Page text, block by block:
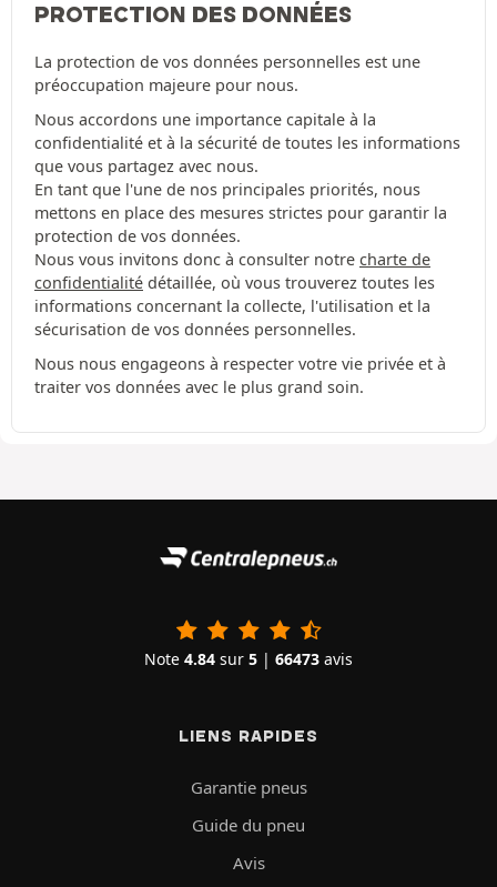
PROTECTION DES DONNÉES
La protection de vos données personnelles est une
préoccupation majeure pour nous.
Nous accordons une importance capitale à la
confidentialité et à la sécurité de toutes les informations
que vous partagez avec nous.
En tant que l'une de nos principales priorités, nous
mettons en place des mesures strictes pour garantir la
protection de vos données.
Nous vous invitons donc à consulter notre charte de
confidentialité détaillée, où vous trouverez toutes les
informations concernant la collecte, l'utilisation et la
sécurisation de vos données personnelles.
Nous nous engageons à respecter votre vie privée et à
traiter vos données avec le plus grand soin.
Note 4.84 sur 5 | 66473 avis
LIENS RAPIDES
Garantie pneus
Guide du pneu
Avis